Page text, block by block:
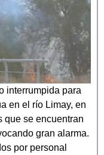
interrumpida para
en el río Limay, en
que se encuentran
gran alarma.
por personal